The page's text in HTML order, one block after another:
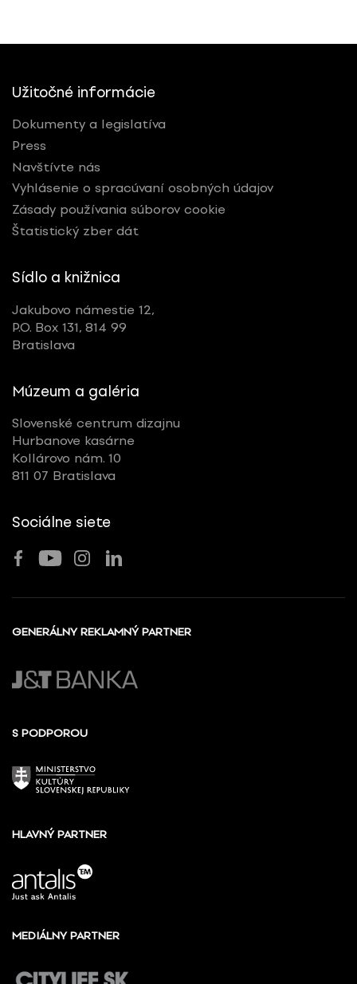
Užitočné informácie
Dokumenty a legislatíva
Press
Navštívte nás
Vyhlásenie o spracúvaní osobných údajov
Zásady používania súborov cookie
Štatistický zber dát
Sídlo a knižnica
Jakubovo námestie 12,
P.O. Box 131, 814 99
Bratislava
Múzeum a galéria
Slovenské centrum dizajnu
Hurbanove kasárne
Kollárovo nám. 10
811 07 Bratislava
Sociálne siete
GENERÁLNY REKLAMNÝ PARTNER
S PODPOROU
HLAVNÝ PARTNER
MEDIÁLNY PARTNER